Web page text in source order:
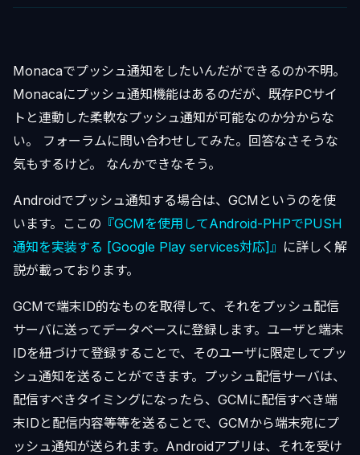
Monacaでプッシュ通知をしたいんだができるのか不明。
Monacaにプッシュ通知機能はあるのだが、既存PCサイ
トと連動した柔軟なプッシュ通知が可能なのか分からな
い。 フォーラムに問い合わせしてみた。回答なさそうな
気もするけど。 なんかできなそう。
Androidでプッシュ通知する場合は、GCMというのを使
います。ここの 『GCMを使用してAndroid-PHPでPUSH
通知を実装する [Google Play services対応]』 に詳しく解
説が載っております。
GCMで端末ID的なものを取得して、それをプッシュ配信
サーバに送ってデータベースに登録します。ユーザと端末
IDを紐づけて登録することで、そのユーザに限定してプッ
シュ通知を送ることができます。プッシュ配信サーバは、
配信すべきタイミングになったら、GCMに配信すべき端
末IDと配信内容等等を送ることで、GCMから端末宛にプ
ッシュ通知が送られます。Androidアプリは、それを受け